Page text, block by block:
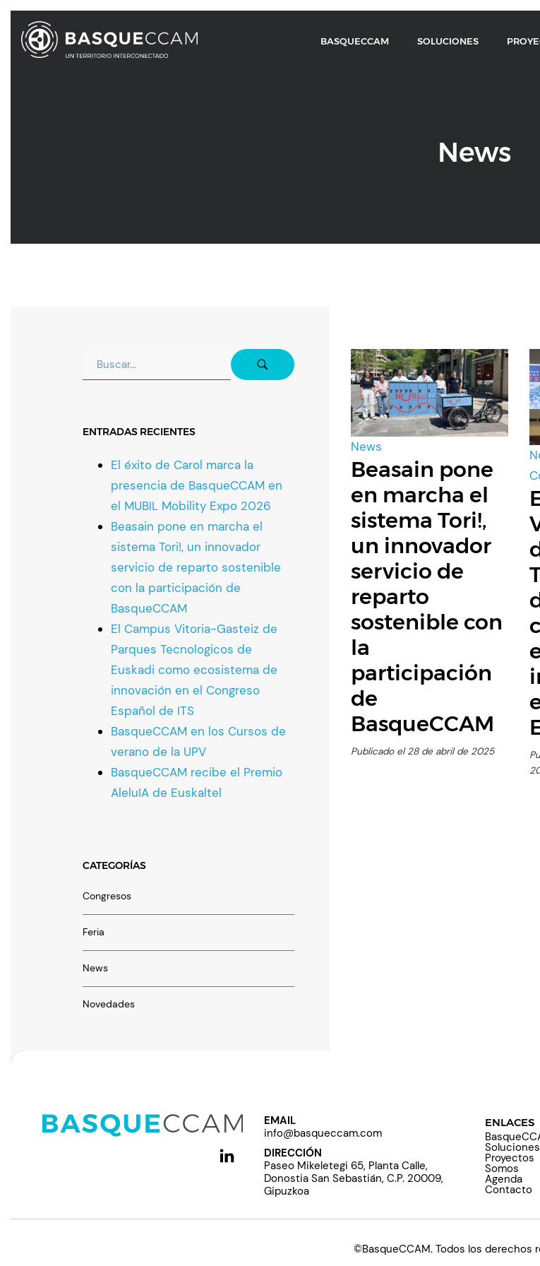
BASQUECCAM SOLUCIONES
News
News
Beasain pone
en marcha el
sistema Tori!,
un innovador
servicio de
reparto
sostenible con
la
participación
de
BasqueCCAM
Publicado el 28 de abril de 2025
ENTRADAS RECIENTES
El éxito de Carol marca la
presencia de BasqueCCAM en
el MUBIL Mobility Expo 2026
Beasain pone en marcha el
sistema Tori!, un innovador
servicio de reparto sostenible
con la participación de
BasqueCCAM
El Campus Vitoria-Gasteiz de
Parques Tecnologicos de
Euskadi como ecosistema de
innovación en el Congreso
Español de ITS
BasqueCCAM en los Cursos de
verano de la UPV
BasqueCCAM recibe el Premio
AleluIA de Euskaltel
CATEGORÍAS
Congresos
Feria
News
Novedades
EMAIL
info@basqueccam.com
DIRECCIÓN
Paseo Mikeletegi 65, Planta Calle,
Donostia San Sebastián, C.P. 20009,
Gipuzkoa
ENLACES
Soluciones
Proyectos
Somos
Agenda
Contacto
©BasqueCCAM. Todos los derechos